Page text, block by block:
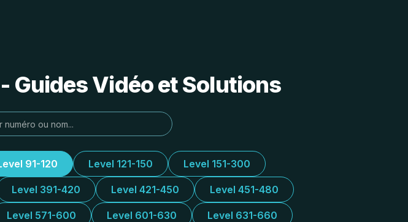
Guides Vidéo et Solutions
91-120 Level 121-150 Level 151-300
Level 391-420 Level 421-450 Level 451-480
Level 571-600 Level 601-630 Level 631-660